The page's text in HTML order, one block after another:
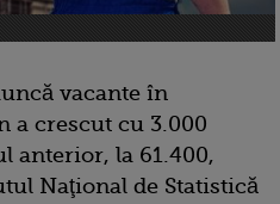
vacante în
a crescut cu 3.000
anterior, la 61.400,
Naţional de Statistică